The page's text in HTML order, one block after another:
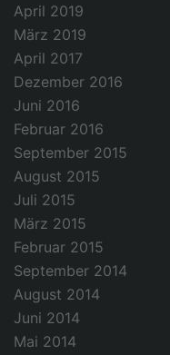
April 2019
März 2019
April 2017
Dezember 2016
Juni 2016
Februar 2016
September 2015
August 2015
Juli 2015
März 2015
Februar 2015
September 2014
August 2014
Juni 2014
Mai 2014